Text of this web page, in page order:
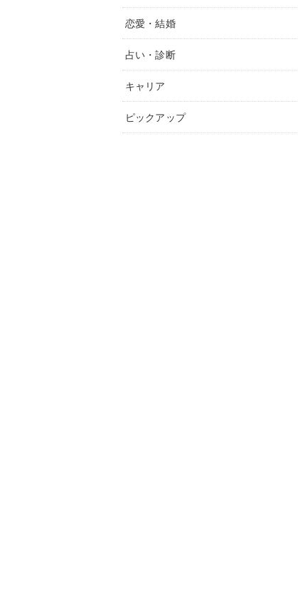
恋愛・結婚
占い・診断
キャリア
ピックアップ